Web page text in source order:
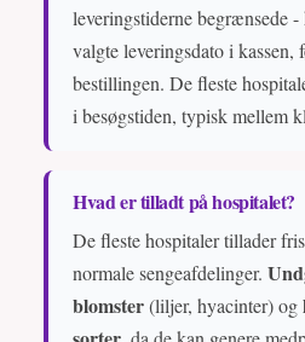
leveringstiderne begrænsede
valgte leveringsdato i kassen,
bestillingen. De fleste
i besøgstiden, typisk mellem
Hvad er tilladt på hospitalet?
De fleste hospitaler tillader
normale sengeafdelinger.
blomster(liljer, hyacinter) og